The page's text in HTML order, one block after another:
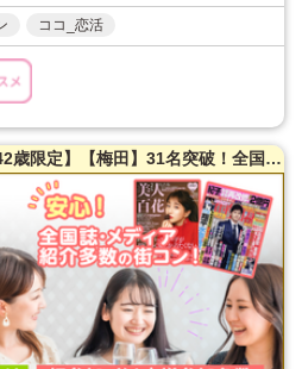
ココ_恋活
【女性20～38歳・男性23～42歳限定】【梅田】31名突破！全国誌・美人百花に取材を受けた大阪で一番出会える街コン♪満腹保証☆【たっぷりお肉】室内バーベキュー街コン♪【充実お料理＆飲み放題付】超オシャレ隠れ家ダイニング貸切☆同世代で楽しむ♪席替えあり！